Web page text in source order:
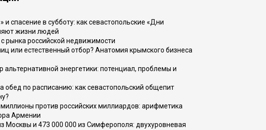
и спасение в субботу: как севастопольские «Дни
жизни людей
с рынка российской недвижимости
или естественный отбор? Анатомия крымского бизнеса
альтернативной энергетики: потенциал, проблемы и
обед по расписанию: как севастопольский общепит
против российских миллиардов: арифметика
Армении
Москвы и 473 000 000 из Симферополя: двухуровневая